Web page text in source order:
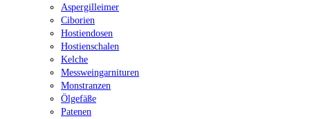
Aspergilleimer
Ciborien
Hostiendosen
Hostienschalen
Kelche
Messweingarnituren
Monstranzen
Ölgefäße
Patenen